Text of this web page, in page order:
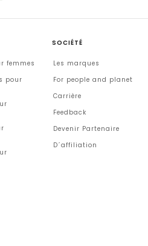
femmes
pour
SOCIÉTÉ
Les marques
For people and planet
Carrière
Feedback
Devenir Partenaire
D´affiliation